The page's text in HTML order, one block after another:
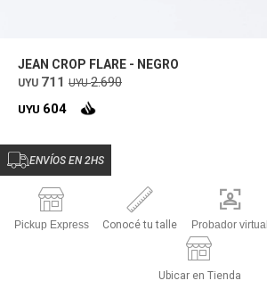
JEAN CROP FLARE - NEGRO
UYU 711 UYU 2.690
UYU 604
ENVÍOS EN 2HS
Pickup Express Conocé tu talle Probador virtual
Ubicar en Tienda